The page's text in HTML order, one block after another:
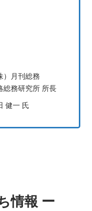
）月刊総務
総務研究所 所長
健一 氏
情報 ー